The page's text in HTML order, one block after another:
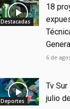
Destacadas
18
6 de
Deportes
Tv
julio